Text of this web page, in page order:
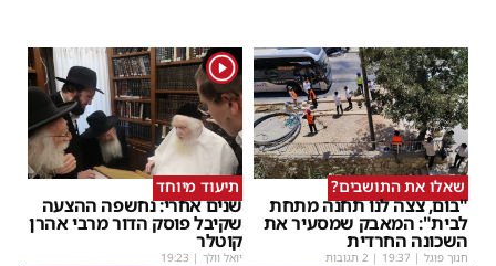
שאלו את התושבים?
"בום, צצה לנו תחנה מתחת
לבית": המאבק שמסעיר את
השכונה החרדית
חנוך פוגל |
19:37 | 2 תגובות
1
תיעוד מיוחד
שנים אחרי: נחשפה ההצעה
שקיבל פוסק הדור מרבי אהרן
קוטלר
יואל וולך |
19:23